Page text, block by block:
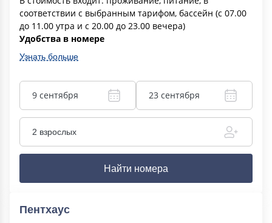
соответствии с выбранным тарифом, бассейн (с 07.00
до 11.00 утра и с 20.00 до 23.00 вечера)
Удобства в номере
Узнать больше
9 сентября 23 сентября
2 взрослых
Найти номера
Пентхаус